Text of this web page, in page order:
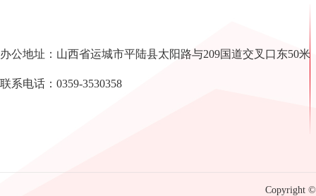
办公地址：山西省运城市平陆县太阳路与209国道交叉口东50米
联系电话：0359-3530358
Copyright